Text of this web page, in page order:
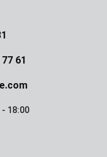
61
- 18:00